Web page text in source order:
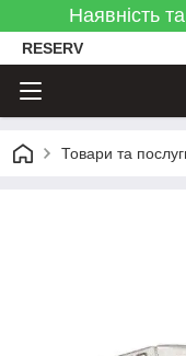
Наявність
RESERV
Товари та